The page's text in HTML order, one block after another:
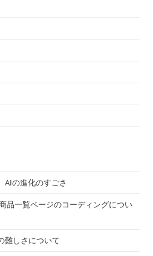
AIの進化のすごさ
品一覧ページのコーディングについ
難しさについて